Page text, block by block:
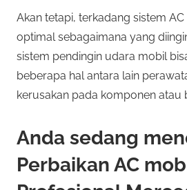
Akan tetapi, terkadang sistem
optimal sebagaimana yang
sistem pendingin udara mobil
beberapa hal antara lain
kerusakan pada komponen atau
Anda sedang
Perbaikan AC